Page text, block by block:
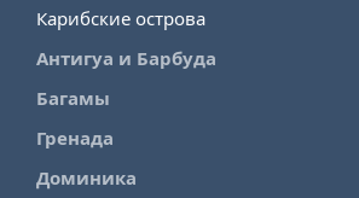
Карибские острова
Антигуа и Барбуда
Багамы
Гренада
Доминика